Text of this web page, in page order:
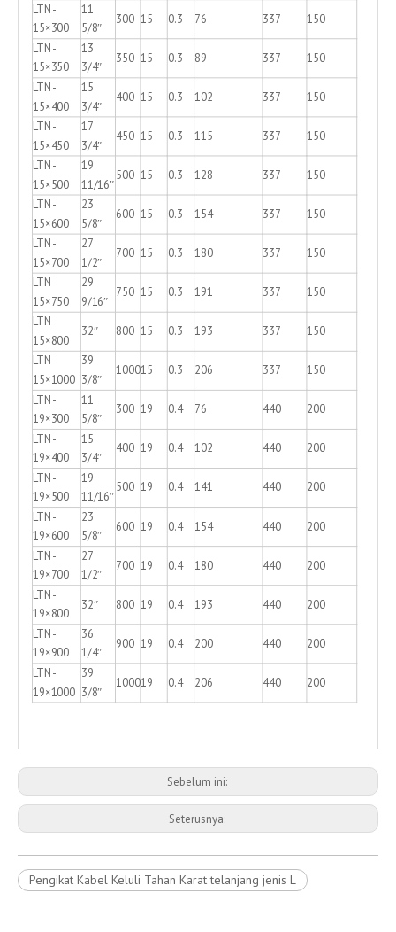
LTN-
15×300
11
5/8″
300 15 0.3 76 337 150
LTN-
15×350
13
3/4″
350 15 0.3 89 337 150
LTN-
15×400
15
3/4″
400 15 0.3 102 337 150
LTN-
15×450
17
3/4″
450 15 0.3 115 337 150
LTN-
15×500
19
11/16″
500 15 0.3 128 337 150
LTN-
15×600
23
5/8″
600 15 0.3 154 337 150
LTN-
15×700
27
1/2″
700 15 0.3 180 337
150
LTN-
15×750
29
9/16″
750 15 0.3 191 337
150
LTN-
15×800
32″ 800 15 0.3 193 337
150
LTN-
15×1000
39
3/8″
100015 0.3 206 337
150
LTN-
19×300
11
5/8″
300 19 0.4 76 440
200
LTN-
19×400
15
3/4″
400 19 0.4 102 440 200
LTN-
19×500
19
11/16″
500 19 0.4 141 440 200
LTN-
19×600
23
5/8″
600 19 0.4 154 440 200
LTN-
19×700
27
1/2″
700 19 0.4 180 440
200
LTN-
19×800
32″ 800 19 0.4 193 440
200
LTN-
19×900
36
1/4″
900 19 0.4 200 440 200
LTN-
19×1000
39
3/8″
100019 0.4 206 440 200
Sebelum ini:
Seterusnya:
Pengikat Kabel Keluli Tahan Karat telanjang jenis L